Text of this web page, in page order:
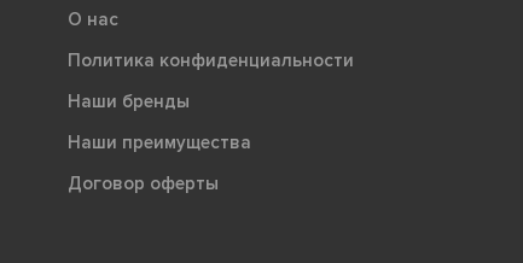
О нас
Политика конфиденциальности
Наши бренды
Наши преимущества
Договор оферты